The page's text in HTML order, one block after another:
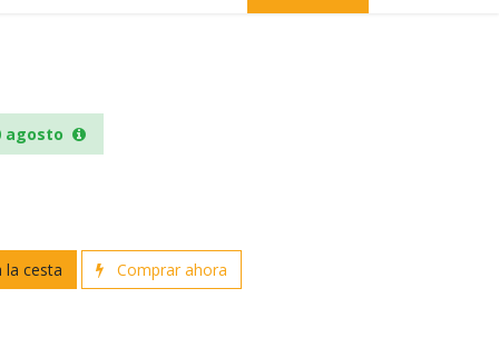
agosto
la cesta Comprar ahora